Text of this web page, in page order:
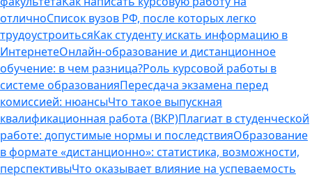
отличноСписок вузов РФ, после которых легко
трудоустроитьсяКак студенту искать информацию в
ИнтернетеОнлайн-образование и дистанционное
обучение: в чем разница?Роль курсовой работы в
системе образованияПересдача экзамена перед
комиссией: нюансыЧто такое выпускная
квалификационная работа (ВКР)Плагиат в студенческой
работе: допустимые нормы и последствияОбразование
в формате «дистанционно»: статистика, возможности,
перспективыЧто оказывает влияние на успеваемость